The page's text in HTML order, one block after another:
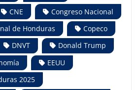
CNE
Congreso Nacional
de Honduras
Copeco
DNVT
Donald Trump
EEUU
2025